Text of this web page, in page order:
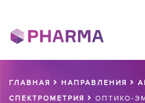
ГЛАВНАЯ НАПРАВЛЕНИЯ
СПЕКТРОМЕТРИЯ
ОПТИКО-